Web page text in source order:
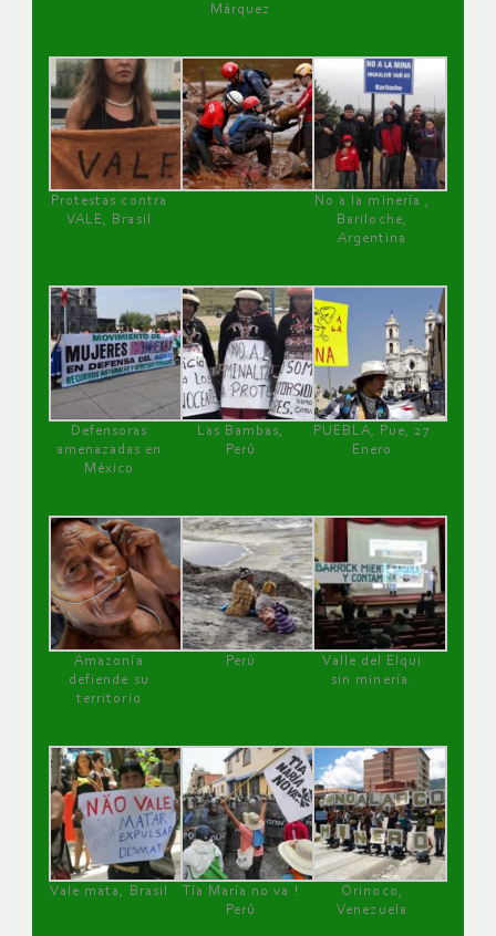
Márquez
Protestas contra
VALE, Brasil
No a la minería ,
Bariloche,
Argentina
Defensoras
amenazadas en
México
Las Bambas,
Perú
PUEBLA, Pue, 27
Enero
Amazonía
defiende su
territorio
Perú
Valle del Elqui
sin minería.
Vale mata, Brasil
Tía María no va !
Perú
Orinoco,
Venezuela